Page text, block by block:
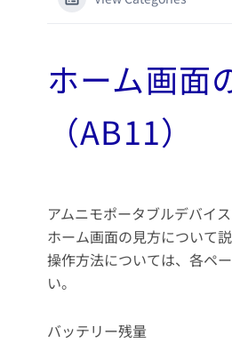
ホーム画面
（AB11）
アムニモポータブルデバイ
ホーム画面の見方について説
操作方法については、各ペ
い。
バッテリー残量